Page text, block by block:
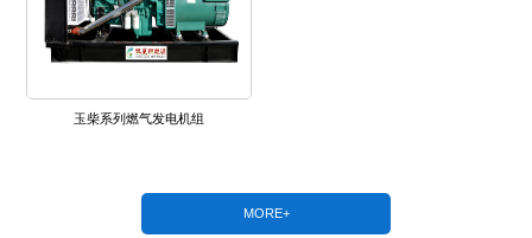
玉柴系列燃气发电机组
MORE+